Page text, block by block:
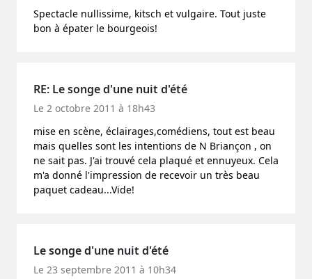
Spectacle nullissime, kitsch et vulgaire. Tout juste
bon à épater le bourgeois!
RE: Le songe d'une nuit d'été
Le 2 octobre 2011 à 18h43
mise en scène, éclairages,comédiens, tout est beau
mais quelles sont les intentions de N Briançon , on
ne sait pas. J'ai trouvé cela plaqué et ennuyeux. Cela
m'a donné l'impression de recevoir un très beau
paquet cadeau...Vide!
Le songe d'une nuit d'été
Le 23 septembre 2011 à 10h34